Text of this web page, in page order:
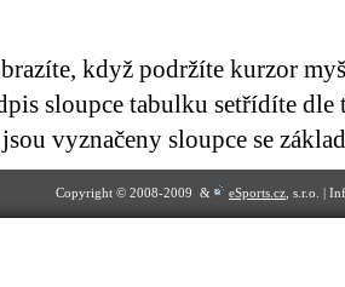
když podržíte kurzor
sloupce tabulku setřídíte dle
vyznačeny sloupce se
Copyright © 2008-2009 & eSports.cz , s.r.o. |